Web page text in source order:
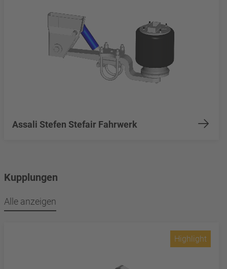
Assali Stefen Stefair Fahrwerk
Kupplungen
Alle anzeigen
Highlight